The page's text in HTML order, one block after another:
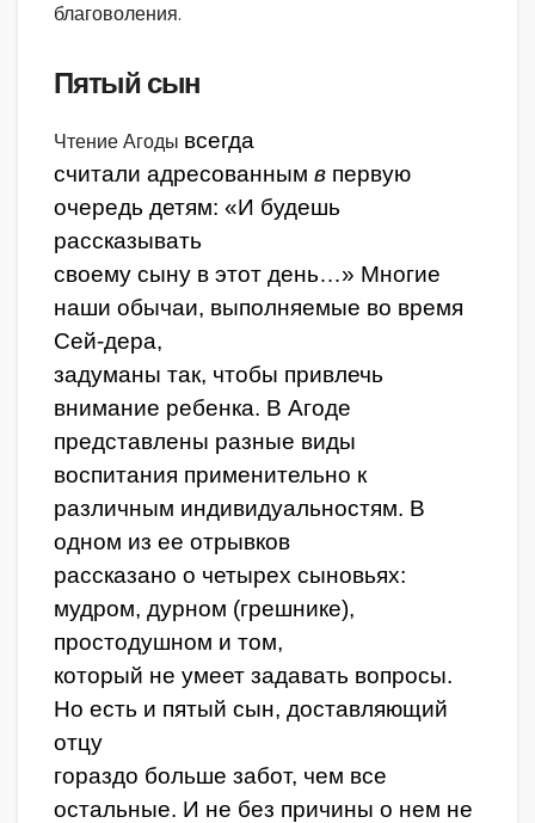
благоволения.
Пятый сын
Чтение Агоды всегда
считали адресованным в первую
очередь детям: «И будешь
рассказывать
своему сыну в этот день…» Многие
наши обычаи, выполняемые во время
Сей-дера,
задуманы так, чтобы привлечь
внимание ребенка. В Агоде
представлены разные виды
воспитания применительно к
различным индивидуальностям. В
одном из ее отрывков
рассказано о четырех сыновьях:
мудром, дурном (грешнике),
простодушном и том,
который не умеет задавать вопросы.
Но есть и пятый сын, доставляющий
отцу
гораздо больше забот, чем все
остальные. И не без причины о нем не